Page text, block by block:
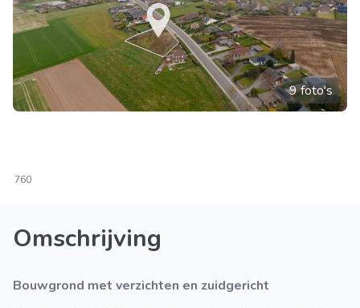
9 foto's
760
Omschrijving
Bouwgrond met verzichten en zuidgericht